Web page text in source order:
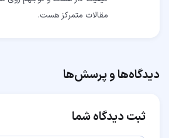
مقالات متمرکز هست.
دیدگاه‌ها و پرسش‌ها
ثبت دیدگاه شما